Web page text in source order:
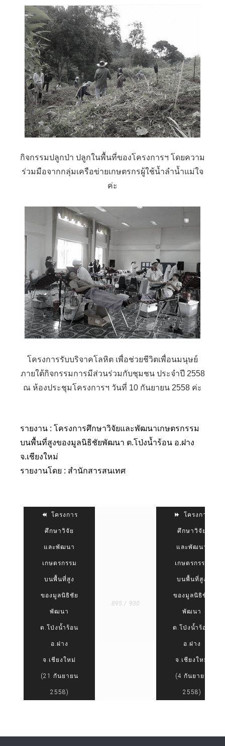
กิจกรรมปลูกป่า ปลูกในพื้นที่ของโครงการฯ โดยความ
ร่วมมือจากกลุ่มเครือข่ายเกษตรกรผู้ใช้น้ำลำน้ำแม่ใจ
ค่ะ
โครงการรับบริจาคโลหิต เพื่อช่วยชีวิตเพื่อนมนุษย์
ภายใต้กิจกรรมการมีส่วนร่วมกับชุมชน ประจำปี 2558
ณ ห้องประชุมโครงการฯ วันที่ 10 กันยายน 2558 ค่ะ
รายงาน : โครงการศึกษาวิจัยและพัฒนาเกษตรกรรม
บนพื้นที่สูงของมูลนิธิชัยพัฒนา ต.โป่งน้ำร้อน อ.ฝาง
จ.เชียงใหม่
รายงานโดย : สำนักสารสนเทศ
โครงการ
ศึกษาวิจัย
และพัฒนา
เกษตรกรรม
บนพื้นที่สูง
ของมูลนิธิชัย
พัฒนา
ต.โป่งน้ำร้อน
อ.ฝาง
จ.เชียงใหม่
(21 กันยายน
2558)
895 / 930
โครงการ
ศึกษาวิจัย
และพัฒนา
เกษตรกรรม
บนพื้นที่สูง
ของมูลนิธิชัย
พัฒนา
ต.โป่งน้ำร้อน
อ.ฝาง
จ.เชียงใหม่
(4 กันยายน
2558)